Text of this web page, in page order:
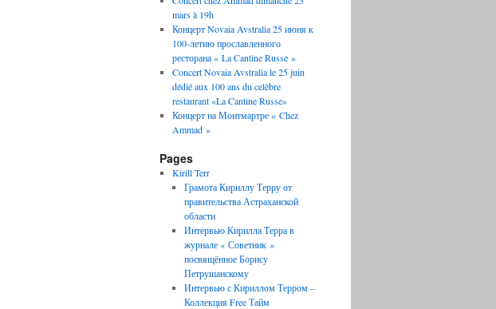
mars à 19h
Концерт Novaia Avstralia 25 июня к
100-летию прославленного
ресторана « La Cantine Russe »
Concert Novaia Avstralia le 25 juin
dédié aux 100 ans du celèbre
restaurant «La Cantine Russe»
Концерт на Монтмартре « Chez
Ammad »
Pages
Kirill Terr
Грамота Кириллу Терру от
правительства Астраханской
области
Интервью Кирилла Терра в
журнале « Советник »
посвящённое Борису
Петрушанскому
Интервью с Кириллом Терром –
Коллекция Free Тайм